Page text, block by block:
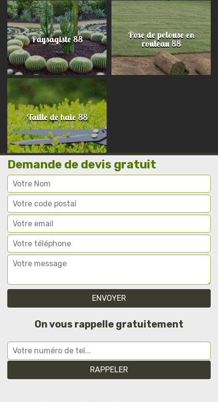
Paysagiste 88 Pose de pelouse en
rouleau 88
Taille de haie 88
Demande de devis gratuit
On vous rappelle gratuitement